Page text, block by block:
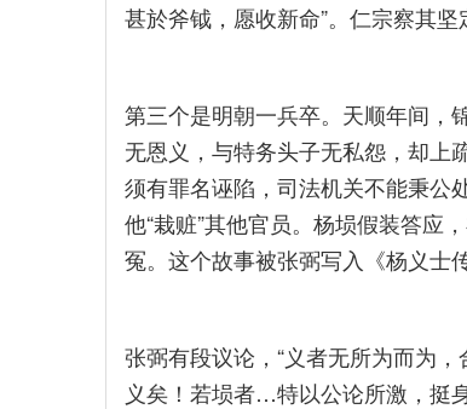
甚於斧钺，愿收新命”。仁宗察其坚
第三个是明朝一兵卒。天顺年间，
无恩义，与特务头子无私怨，却上
须有罪名诬陷，司法机关不能秉公
他“栽赃”其他官员。杨埙假装答应
冤。这个故事被张弼写入《杨义士
张弼有段议论，“义者无所为而为
义矣！若埙者…特以公论所激，挺